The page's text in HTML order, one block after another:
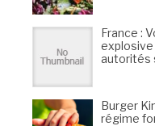
France :
explosive
autorités
Burger
régime